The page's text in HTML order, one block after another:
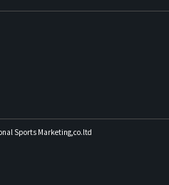
Sports Marketing,co.ltd